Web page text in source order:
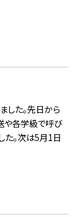
した。先日から
や各学級で呼び
た。次は5月1日